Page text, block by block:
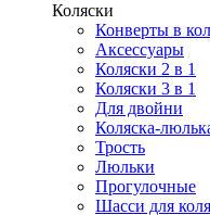
Коляски
Конверты в
Аксессуары
Коляски 2 в 1
Коляски 3 в 1
Для двойни
Коляска-
Трость
Люльки
Прогулочные
Шасси для